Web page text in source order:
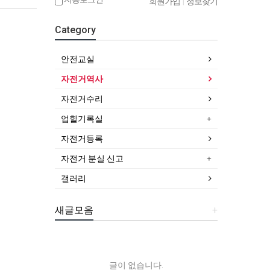
Category
안전교실
자전거역사
자전거수리
업힐기록실
자전거등록
자전거 분실 신고
갤러리
+
새글모음
글이 없습니다.